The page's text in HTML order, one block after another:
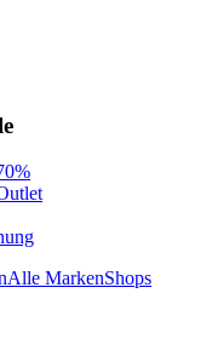
Alle MarkenShops